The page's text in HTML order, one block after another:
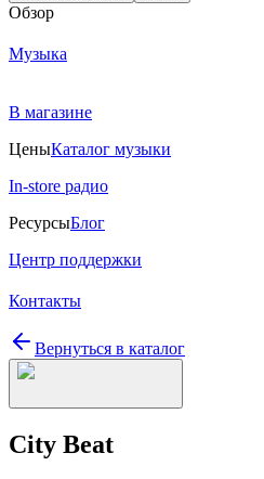
Обзор
Музыка
В магазине
ЦеныКаталог музыки
In-store радио
РесурсыБлог
Центр поддержки
Контакты
Вернуться в каталог
City Beat